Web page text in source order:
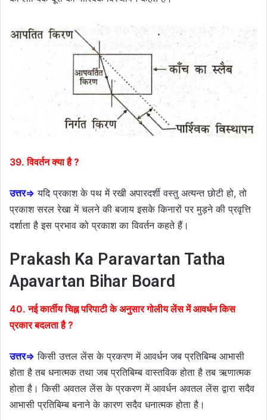
39. विवर्तन क्या है ?
उत्तर⇒ यदि प्रकाश के पथ में रखी अपारदर्शी वस्तु अत्यन्त छोटी हो, तो
प्रकाश सरल रेखा में चलने की बजाय इसके किनारों पर मुड़ने की प्रवृत्ति
दर्शाता है इस प्रभाव को प्रकाश का विवर्तन कहते हैं।
Prakash Ka Paravartan Tatha
Apavartan Bihar Board
40. नई कार्तीय चिह्न परिपाटी के अनुसार गोलीय लेंस में आवर्धन किस
प्रकार बदलता है ?
उत्तर⇒ किसी उत्तल लेंस के प्रकरण में आवर्धन जब प्रतिबिम्ब आभासी
होता है तब धनात्मक तथा जब प्रतिबिम्ब वास्तविक होता है तब ऋणात्मक
होता है। किसी अवतल लेंस के प्रकरण में आवर्धन अवतल लेंस द्वारा सदैव
आभासी प्रतिबिम्ब बनाने के कारण सदैव धनात्मक होता है।